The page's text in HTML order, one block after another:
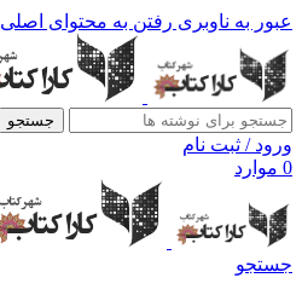
عبور به ناوبری رفتن به محتوای اصلی
جستجو
ورود / ثبت نام
0 موارد
جستجو